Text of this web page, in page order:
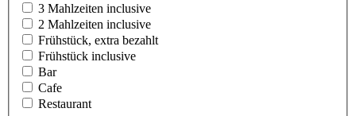
3 Mahlzeiten inclusive
2 Mahlzeiten inclusive
Frühstück, extra bezahlt
Frühstück inclusive
Bar
Cafe
Restaurant